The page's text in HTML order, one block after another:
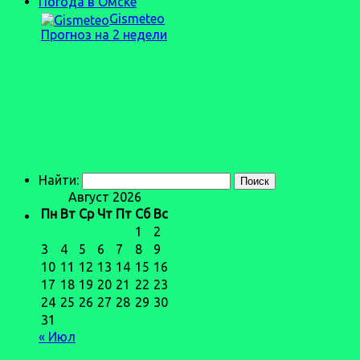
Gismeteo
Прогноз на 2 недели
Найти:
Август 2026
Пн Вт Ср Чт Пт Сб Вс
1
2
3
4 5 6 7 8
9
10 11 12 13 14 15 16
17 18 19 20 21 22 23
24 25 26 27 28 29 30
31
« Июл